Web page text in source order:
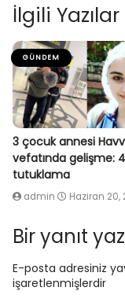
İlgili Yazılar
GÜNDEM
3 çocuk annesi
vefatında gelişme: 4
tutuklama
admin Haziran 20,
Bir yanıt
E-posta adresiniz
işaretlenmişlerdir